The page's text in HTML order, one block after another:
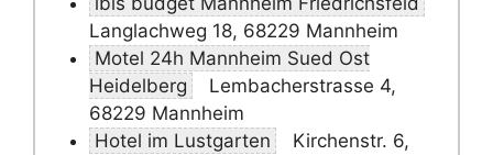
Langlachweg 18, 68229 Mannheim
Motel 24h Mannheim Sued Ost
Heidelberg
Lembacherstrasse 4,
68229 Mannheim
Hotel im Lustgarten
Kirchenstr. 6,